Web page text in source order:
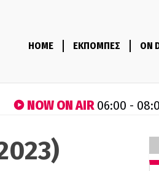
HOME ΕΚΠΟΜΠΕΣ ON
NOW ON AIR06:00 -